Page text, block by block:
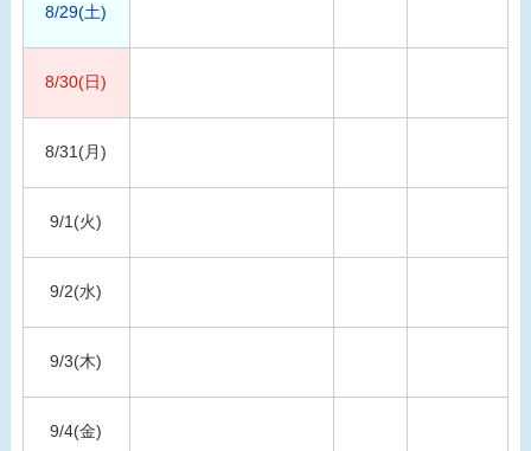
8/29(土)
8/30(日)
8/31(月)
9/1(火)
9/2(水)
9/3(木)
9/4(金)